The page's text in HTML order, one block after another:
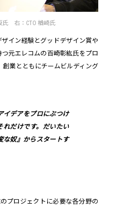
氏 右：CTO 楢崎氏
ザイン経験とグッドデザイン賞や
元エレコムの百崎彰紘氏をプロ
創業とともにチームビルディング
イデアをプロにぶつけ
れだけです。だいたい
な奴』からスタートす
プロジェクトに必要な各分野の